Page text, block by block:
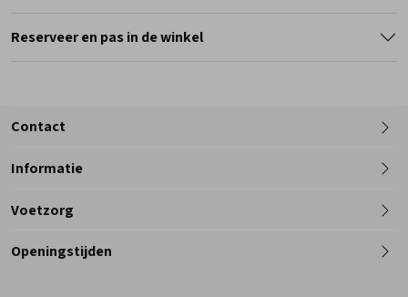
Reserveer en pas in de winkel
Contact
Telefoon
Informatie
Voetzorg
Openingstijden